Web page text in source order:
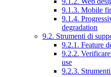
9.1.3. Mobile
9.1.4.
degradation
9.2. Strumenti di
9.2.1. Feature
9.2.2.
use
9.2.3.